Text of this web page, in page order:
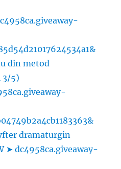
din metod
3/5)
dramaturgin
➤ dc4958ca.giveaway-